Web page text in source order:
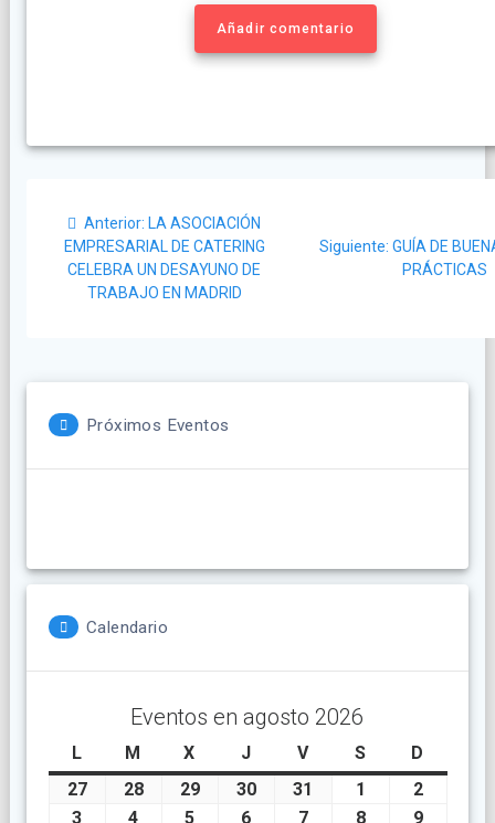
Añadir comentario
de
entradas
Anterior: Post
anterior:
LA ASOCIACIÓN
EMPRESARIAL DE CATERING
CELEBRA UN DESAYUNO DE
TRABAJO EN MADRID
Siguiente: Siguiente
post:
GUÍA DE
PRÁCTICAS
Próximos Eventos
Calendario
Eventos en agosto 2026
LlunesM martes
X miércoles
Jjueves
Vviernes
Ssábado
D
27julio
28julio
29julio
30julio
31 1
agosto
1,
2agosto
2,
3 agosto
4 agosto
5 agosto
6 agosto
7agosto
8agosto
9agosto